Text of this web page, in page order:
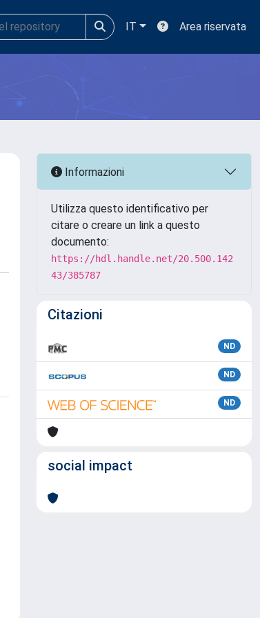
IT Area riservata
Informazioni
Utilizza questo identificativo per
citare o creare un link a questo
documento:
https://hdl.handle.net/20.500.142
43/385787
Citazioni
ND
ND
ND
social impact